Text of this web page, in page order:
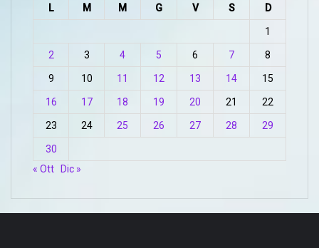
L M M G V S D
1
2 3 4 5 6 7 8
9 10 11 12 13 14 15
16 17 18 19 20 21 22
23 24 25 26 27 28 29
30
« Ott
Dic »